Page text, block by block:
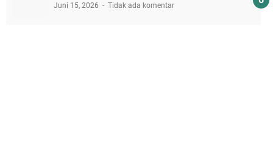
Juni 15, 2026 Tidak ada komentar